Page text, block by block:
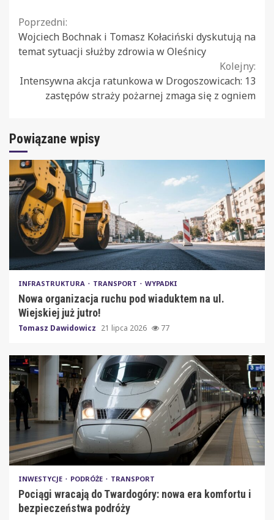
Continue
Reading
Poprzedni:
Wojciech Bochnak i Tomasz Kołaciński dyskutują na
temat sytuacji służby zdrowia w Oleśnicy
Kolejny:
Intensywna akcja ratunkowa w Drogoszowicach: 13
zastępów straży pożarnej zmaga się z ogniem
Powiązane wpisy
INFRASTRUKTURA TRANSPORT WYPADKI
Nowa organizacja ruchu pod wiaduktem na ul.
Wiejskiej już jutro!
Tomasz Dawidowicz 21 lipca 2026 77
INWESTYCJE PODRÓŻE TRANSPORT
Pociągi wracają do Twardogóry: nowa era komfortu i
bezpieczeństwa podróży